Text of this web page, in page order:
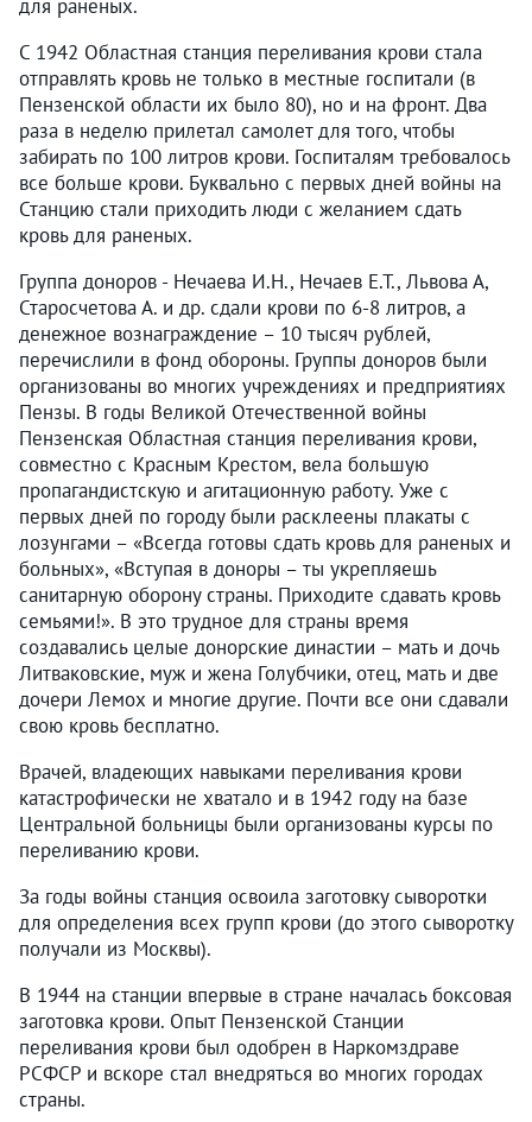
для раненых.
С 1942 Областная станция переливания крови стала
отправлять кровь не только в местные госпитали (в
Пензенской области их было 80), но и на фронт. Два
раза в неделю прилетал самолет для того, чтобы
забирать по 100 литров крови. Госпиталям требовалось
все больше крови. Буквально с первых дней войны на
Станцию стали приходить люди с желанием сдать
кровь для раненых.
Группа доноров - Нечаева И.Н., Нечаев Е.Т., Львова А,
Старосчетова А. и др. сдали крови по 6-8 литров, а
денежное вознаграждение – 10 тысяч рублей,
перечислили в фонд обороны. Группы доноров были
организованы во многих учреждениях и предприятиях
Пензы. В годы Великой Отечественной войны
Пензенская Областная станция переливания крови,
совместно с Красным Крестом, вела большую
пропагандистскую и агитационную работу. Уже с
первых дней по городу были расклеены плакаты с
лозунгами – «Всегда готовы сдать кровь для раненых и
больных», «Вступая в доноры – ты укрепляешь
санитарную оборону страны. Приходите сдавать кровь
семьями!». В это трудное для страны время
создавались целые донорские династии – мать и дочь
Литваковские, муж и жена Голубчики, отец, мать и две
дочери Лемох и многие другие. Почти все они сдавали
свою кровь бесплатно.
Врачей, владеющих навыками переливания крови
катастрофически не хватало и в 1942 году на базе
Центральной больницы были организованы курсы по
переливанию крови.
За годы войны станция освоила заготовку сыворотки
для определения всех групп крови (до этого сыворотку
получали из Москвы).
В 1944 на станции впервые в стране началась боксовая
заготовка крови. Опыт Пензенской Станции
переливания крови был одобрен в Наркомздраве
РСФСР и вскоре стал внедряться во многих городах
страны.